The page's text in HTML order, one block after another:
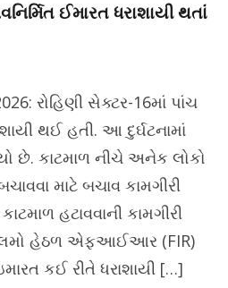
ઈમારત ધરાશાયી થતાં
રોહિણી સેક્ટર-16માં પાંચ
થઈ હતી. આ દુર્ઘટનામાં
છે. કાટમાળ નીચે અનેક લોકો
માટે બચાવ કામગીરી
હટાવવાની કામગીરી
હેઠળ એફઆઈઆર (FIR)
કઈ રીતે ધરાશાયી […]